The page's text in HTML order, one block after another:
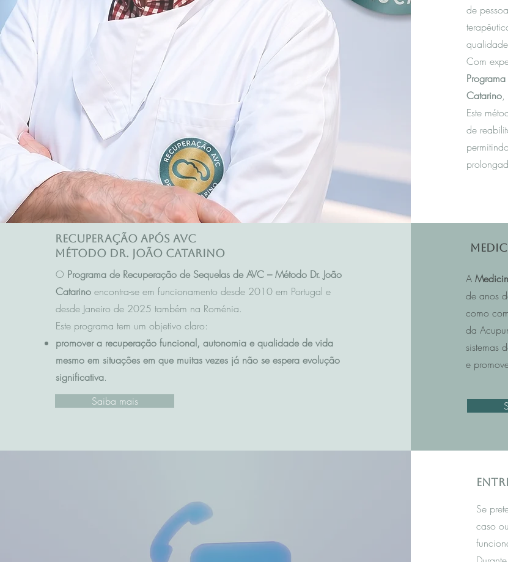
de
Com
Catarino,
Este
de
Recuperação após AVC
Método Dr. João Catarino
O Programa de Recuperação de Sequelas de AVC – Método Dr. João
Catarino encontra-se em funcionamento desde 2010 em Portugal e
desde Janeiro de 2025 também na Roménia.
Este programa tem um objetivo claro:
promover a recuperação funcional, autonomia e qualidade de vida
mesmo em situações em que muitas vezes já não se espera evolução
significativa.
Saiba mais
A
de anos
como
da
sistemas
e
Se
caso